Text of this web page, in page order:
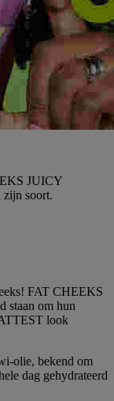
JUICY
soort.
FAT CHEEKS
staan om hun
look
olie, bekend om
dag gehydrateerd